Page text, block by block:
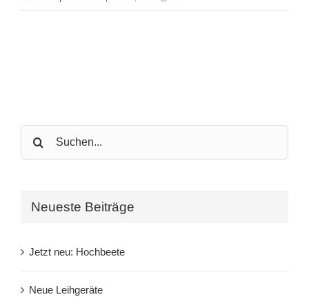
Search
for:
Neueste Beiträge
Jetzt neu: Hochbeete
Neue Leihgeräte